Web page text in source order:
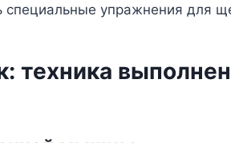
специальные упражнения для
техника